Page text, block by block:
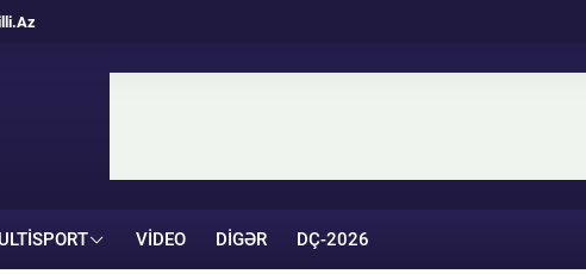
VIDEO DIGƏR DÇ-2026